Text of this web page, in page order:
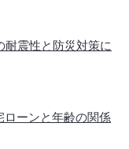
した。詳しくはお問
耐震性と防災対策に
ローンと年齢の関係